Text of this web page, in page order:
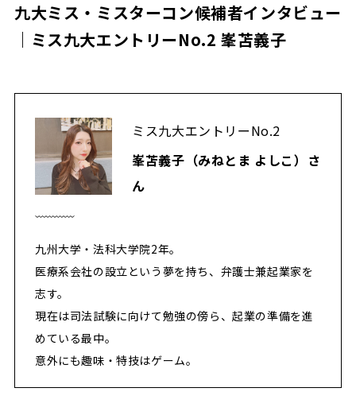
九大ミス・ミスターコン候補者インタビュー
｜ミス九大エントリーNo.2 峯苫義子
ミス九大エントリーNo.2
峯苫義子（みねとま よしこ）さ
ん
九州大学・法科大学院2年。
医療系会社の設立という夢を持ち、弁護士兼起業家を
志す。
現在は司法試験に向けて勉強の傍ら、起業の準備を進
めている最中。
意外にも趣味・特技はゲーム。